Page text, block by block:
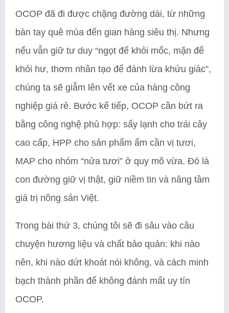
OCOP đã đi được chặng đường dài, từ những
bàn tay quê mùa đến gian hàng siêu thị. Nhưng
nếu vẫn giữ tư duy “ngọt để khỏi mốc, mặn để
khỏi hư, thơm nhân tạo để đánh lừa khứu giác”,
chúng ta sẽ giẫm lên vết xe của hàng công
nghiệp giá rẻ. Bước kế tiếp, OCOP cần bứt ra
bằng công nghệ phù hợp: sấy lạnh cho trái cây
cao cấp, HPP cho sản phẩm ẩm cần vị tươi,
MAP cho nhóm “nửa tươi” ở quy mô vừa. Đó là
con đường giữ vị thật, giữ niềm tin và nâng tầm
giá trị nông sản Việt.
Trong bài thứ 3, chúng tôi sẽ đi sâu vào câu
chuyện hương liệu và chất bảo quản: khi nào
nên, khi nào dứt khoát nói không, và cách minh
bạch thành phần để không đánh mất uy tín
OCOP.